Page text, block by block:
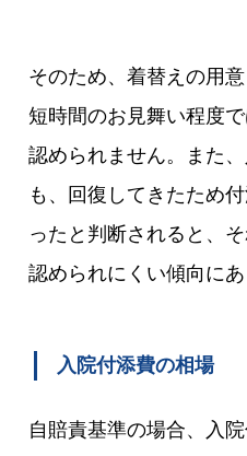
そのため、着替えの用
短時間のお見舞い程度
認められません。また
も、回復してきたため
ったと判断されると、
認められにくい傾向にあ
入院付添費の相場
自賠責基準の場合、入